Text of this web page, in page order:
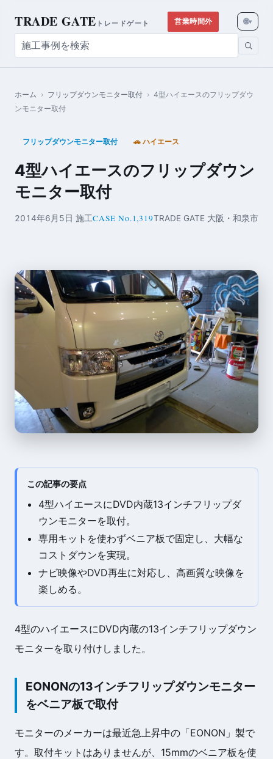
TRADE GATE トレードゲート 営業時間外 🌐▾
ホーム › フリップダウンモニター取付 › 4型ハイエースのフリップダウ
ンモニター取付
フリップダウンモニター取付 🚗 ハイエース
4型ハイエースのフリップダウン
モニター取付
2014年6月5日 施工CASE No.1,319TRADE GATE 大阪・和泉市
この記事の要点
4型ハイエースにDVD内蔵13インチフリップダ
ウンモニターを取付。
専用キットを使わずベニア板で固定し、大幅な
コストダウンを実現。
ナビ映像やDVD再生に対応し、高画質な映像を
楽しめる。
4型のハイエースにDVD内蔵の13インチフリップダウン
モニターを取り付けしました。
EONONの13インチフリップダウンモニター
をベニア板で取付
モニターのメーカーは最近急上昇中の「EONON」製で
す。取付キットはありませんが、15mmのベニア板を使